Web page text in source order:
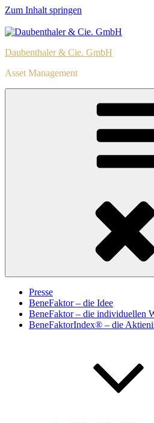
Zum Inhalt springen
Daubenthaler & Cie. GmbH
Asset Management
Presse
BeneFaktor – die Idee
BeneFaktor – die individuellen
BeneFaktorIndex® – die